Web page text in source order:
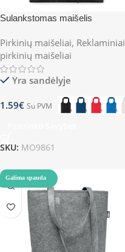
Sulankstomas maišelis
Pirkinių maišeliai, Reklaminiai
pirkinių maišeliai
Yra sandėlyje
1.59€ Su PVM
SKU: MO9861
Galima spauda